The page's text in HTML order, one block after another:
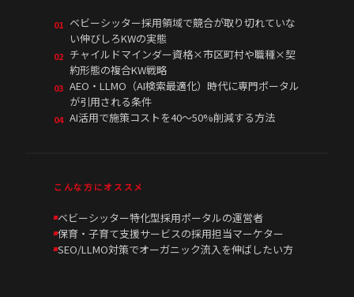
01 ベビーシッター採用領域で競合が取り切れていな
い伸びしろKWの実態
02 チャイルドマインダー資格×市区町村や職種×契
約形態の複合KW戦略
03 AEO・LLMO（AI検索最適化）時代に専門ポータル
が引用される条件
04 AI活用で施策コストを40〜50%削減する方法
こんな方にオススメ
ベビーシッター特化型採用ポータルの運営者
保育・子育て支援サービスの採用担当マーケター
SEO/LLMO対策でオーガニック流入を伸ばしたい方